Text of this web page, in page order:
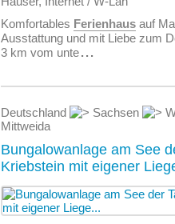
Komfortables Ferienhaus auf
Ausstattung und mit Liebe zum
3 km vom unte...
Deutschland Sachsen
Mittweida
Bungalowanlage am See
Kriebstein mit eigener